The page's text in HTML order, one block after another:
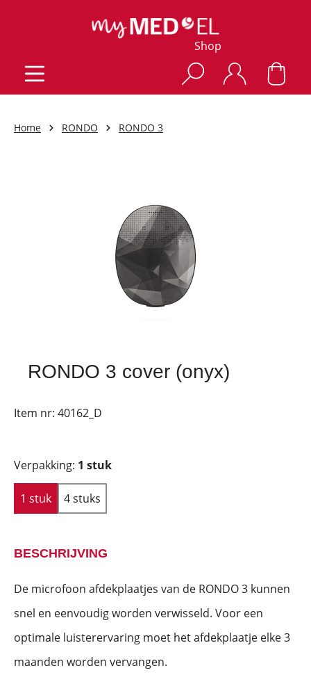
Shop
Home RONDO RONDO 3
RONDO 3 cover (onyx)
Item nr: 40162_D
Verpakking: 1 stuk
1 stuk 4 stuks
BESCHRIJVING
De microfoon afdekplaatjes van de RONDO 3 kunnen
snel en eenvoudig worden verwisseld. Voor een
optimale luisterervaring moet het afdekplaatje elke 3
maanden worden vervangen.